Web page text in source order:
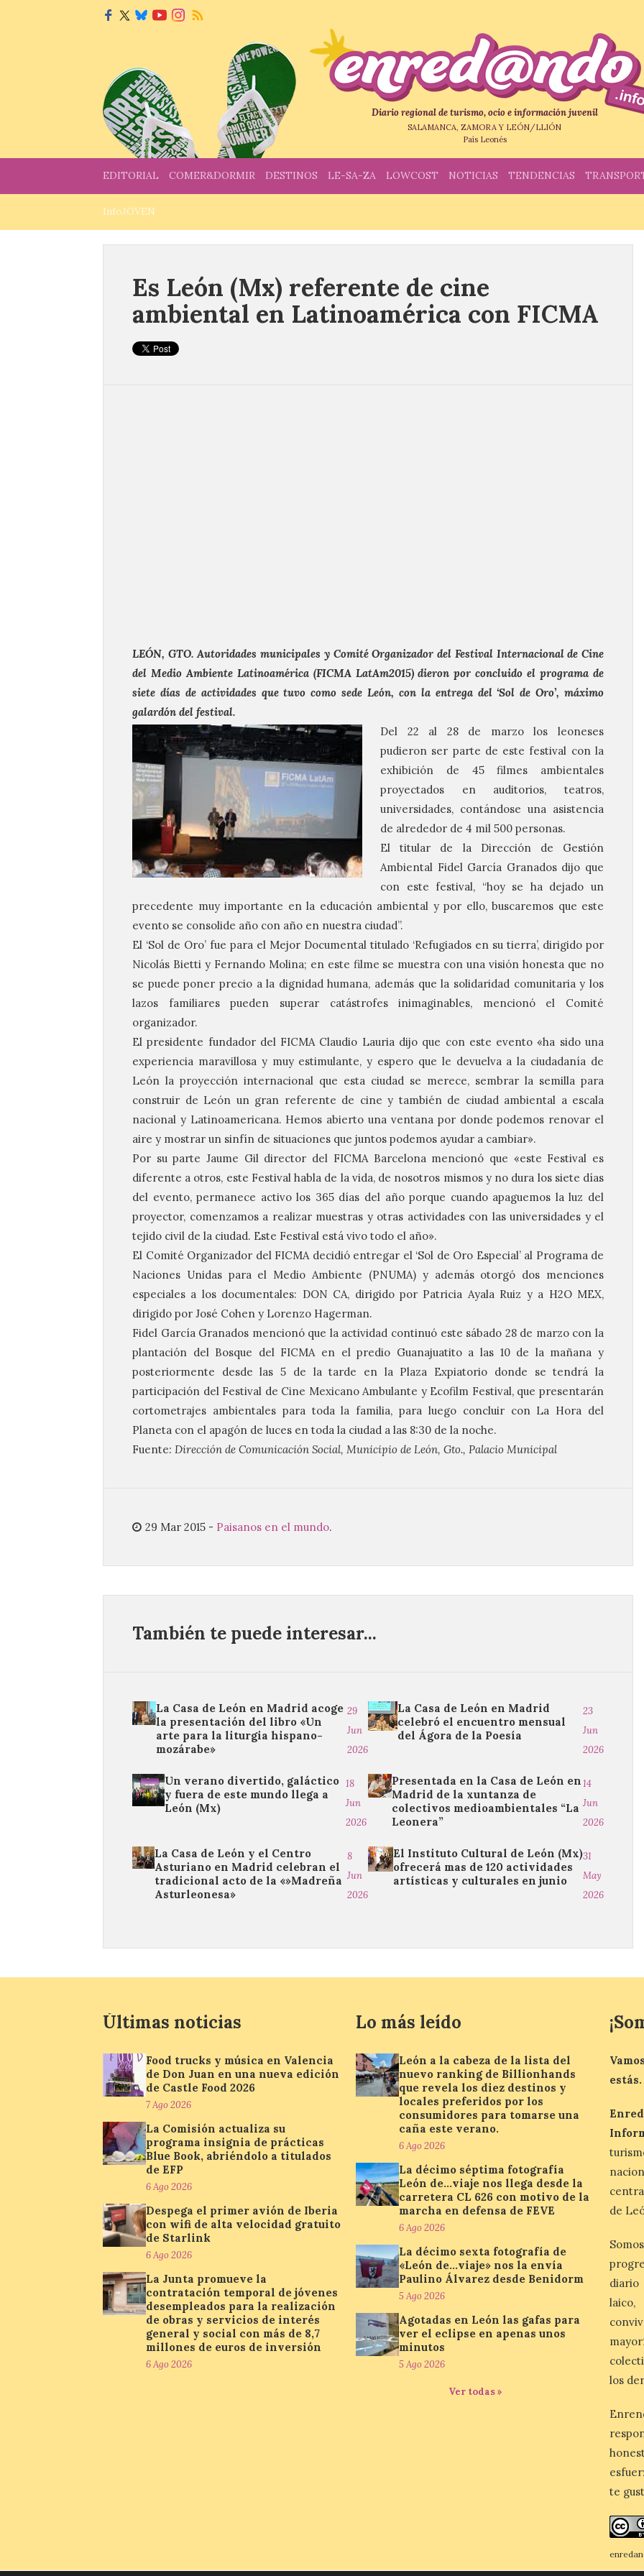
Diario regional de turismo, ocio e información juvenil
SALAMANCA, ZAMORA Y LEÓN/LLIÓN
País Leonés
EDITORIAL COMER&DORMIR DESTINOS LE-SA-ZA LOWCOST NOTICIAS TENDENCIAS
InfoJOVEN
Es León (Mx) referente de cine
ambiental en Latinoamérica con FICMA
LEÓN, GTO. Autoridades municipales y Comité Organizador del Festival Internacional de Cine
del Medio Ambiente Latinoamérica (FICMALatAm2015) dieron por concluido el programa de
siete días de actividades que tuvo como sede León, con la entrega del ‘Sol de Oro’, máximo
galardón del festival.
Del 22 al 28 de marzo los leoneses
pudieron ser parte de este festival con la
exhibición de 45 filmes ambientales
proyectados en auditorios, teatros,
universidades, contándose una asistencia
de alrededor de 4 mil 500 personas.
El titular de la Dirección de Gestión
Ambiental Fidel García Granados dijo que
con este festival, “hoy se ha dejado un
precedente muy importante en la educación ambiental y por ello, buscaremos que este
evento se consolide año con año en nuestra ciudad”.
El ‘Sol de Oro’ fue para el Mejor Documental titulado ‘Refugiados en su tierra’, dirigido por
Nicolás Bietti y Fernando Molina; en este filme se muestra con una visión honesta que no
se puede poner precio a la dignidad humana, además que la solidaridad comunitaria y los
lazos familiares pueden superar catástrofes inimaginables, mencionó el Comité
organizador.
El presidente fundador del FICMAClaudio Lauria dijo que con este evento «ha sido una
experiencia maravillosa y muy estimulante, y espero que le devuelva a la ciudadanía de
León la proyección internacional que esta ciudad se merece, sembrar la semilla para
construir de León un gran referente de cine y también de ciudad ambiental a escala
nacional y Latinoamericana. Hemos abierto una ventana por donde podemos renovar el
aire y mostrar un sinfín de situaciones que juntos podemos ayudar a cambiar».
Por su parte Jaume Gil director del FICMABarcelona mencionó que «este Festival es
diferente a otros, este Festival habla de la vida, de nosotros mismos y no dura los siete días
del evento, permanece activo los 365 días del año porque cuando apaguemos la luz del
proyector, comenzamos a realizar muestras y otras actividades con las universidades y el
tejido civil de la ciudad. Este Festival está vivo todo el año».
El Comité Organizador del FICMAdecidió entregar el ‘Sol de Oro Especial’ al Programa de
Naciones Unidas para el Medio Ambiente (PNUMA) y además otorgó dos menciones
especiales a los documentales: DON CA, dirigido por Patricia Ayala Ruiz y a H2O MEX,
dirigido por José Cohen y Lorenzo Hagerman.
Fidel García Granados mencionó que la actividad continuó este sábado 28 de marzo con la
plantación del Bosque del FICMAen el predio Guanajuatito a las 10 de la mañana y
posteriormente desde las 5 de la tarde en la Plaza Expiatorio donde se tendrá la
participación del Festival de Cine Mexicano Ambulante y Ecofilm Festival, que presentarán
cortometrajes ambientales para toda la familia, para luego concluir con La Hora del
Planeta con el apagón de luces en toda la ciudad a las 8:30 de la noche.
Fuente: Dirección de Comunicación Social, Municipio de León, Gto., Palacio Municipal
29 Mar 2015 - Paisanos en el mundo.
También te puede interesar...
La Casa de León en Madrid acoge
la presentación del libro «Un
arte para la liturgia hispano-
mozárabe»
29
Jun
2026
La Casa de León en Madrid
celebró el encuentro mensual
del Ágora de la Poesía
23
Jun
2026
Un verano divertido, galáctico
y fuera de este mundo llega a
León (Mx)
18
Jun
2026
Presentada en la Casa de León en
Madrid de la xuntanza de
colectivos medioambientales “La
Leonera”
14
Jun
2026
La Casa de León y el Centro
Asturiano en Madrid celebran el
tradicional acto de la «»Madreña
Asturleonesa»
8
Jun
2026
El Instituto Cultural de León (Mx)
ofrecerá mas de 120 actividades
artísticas y culturales en junio
31
May
2026
Últimas noticias
Food trucks y música en Valencia
de Don Juan en una nueva edición
de Castle Food 2026
7 Ago 2026
La Comisión actualiza su
programa insignia de prácticas
Blue Book, abriéndolo a titulados
de EFP
6 Ago 2026
Despega el primer avión de Iberia
con wifi de alta velocidad gratuito
de Starlink
6 Ago 2026
La Junta promueve la
contratación temporal de jóvenes
desempleados para la realización
de obras y servicios de interés
general y social con más de 8,7
millones de euros de inversión
6 Ago 2026
Lo más leído
León a la cabeza de la lista del
nuevo ranking de Billionhands
que revela los diez destinos y
locales preferidos por los
consumidores para tomarse una
caña este verano.
6 Ago 2026
La décimo séptima fotografía
León de…viaje nos llega desde la
carretera CL 626 con motivo de la
marcha en defensa de FEVE
6 Ago 2026
La décimo sexta fotografía de
«León de…viaje» nos la envía
Paulino Álvarez desde Benidorm
5 Ago 2026
Agotadas en León las gafas para
ver el eclipse en apenas unos
minutos
5 Ago 2026
Ver todas »
estás.
de
diario
los
te